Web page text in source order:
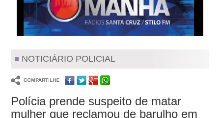
NOTICIÁRIO POLICIAL
Polícia prende suspeito de matar
mulher que reclamou de barulho em